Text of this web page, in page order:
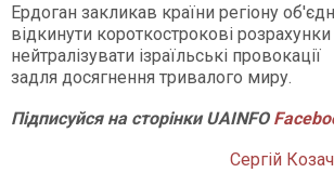
Ердоган закликав країни регіону
відкинути короткострокові розрахунки
нейтралізувати ізраїльські провокації
задля досягнення тривалого миру.
ПідписуйсянасторінкиUAINFO
Сергій